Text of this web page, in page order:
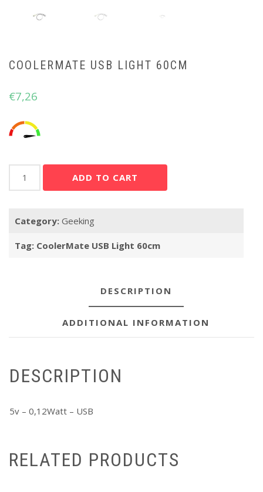
COOLERMATE USB LIGHT 60CM
€7,26
USB
quantity
ADD TO CART
Category: Geeking
Tag: CoolerMate USB Light 60cm
DESCRIPTION
ADDITIONAL INFORMATION
DESCRIPTION
5v – 0,12Watt – USB
RELATED PRODUCTS